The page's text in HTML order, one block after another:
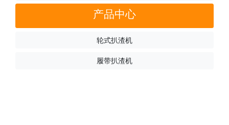
产品中心
轮式扒渣机
履带扒渣机